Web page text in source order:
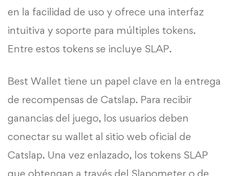
en la facilidad de uso y ofrece una interfaz
intuitiva y soporte para múltiples tokens.
Entre estos tokens se incluye SLAP.
Best Wallet tiene un papel clave en la entrega
de recompensas de Catslap. Para recibir
ganancias del juego, los usuarios deben
conectar su wallet al sitio web oficial de
Catslap. Una vez enlazado, los tokens SLAP
que obtengan a través del Slapometer o de